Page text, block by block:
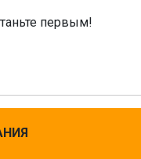
первым!